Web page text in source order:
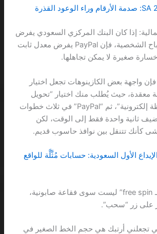
إذا كان البنك المركزي السعودي يفرض
0% ضريبة على الأرباح الشخصية، فإن PayPal يفرض معدل ثابت
صغيرة لا يمكن تجاهلها.
واجهة بعض الكازينوهات تجعل اختيار
معقدة، حيث يُطلب منك اختيار “تحويل
مصرفي”، ثم “محفظة إلكترونية”، ثم “PayPal” في ثلاث خطوات
ثانية واحدة فقط إلى الوقت، لكن
كأنك تتنقل بين نوافذ حاسوب قديم.
مكافأة 75% الإيداع الأول السعودية: حسابات مُثَّلَّة للواقع
ختامًا، لا تنسَ أن “الـ free spin” ليست سوى فقاعة صابونية،
على زر “سحب”.
تجعلني أرتبك هي حجم الخط الصغير في